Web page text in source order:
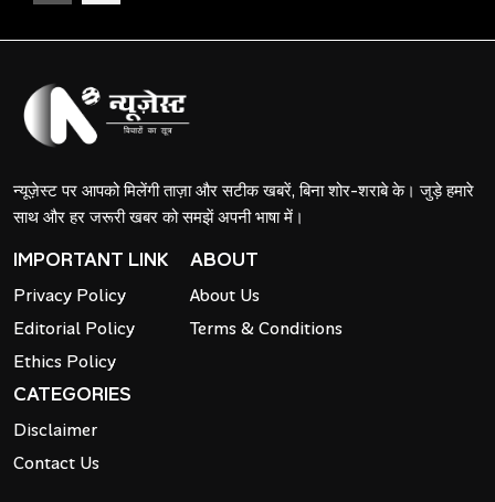
न्यूज़ेस्ट पर आपको मिलेंगी ताज़ा और सटीक खबरें, बिना शोर-शराबे के। जुड़े हमारे
साथ और हर जरूरी खबर को समझें अपनी भाषा में।
IMPORTANT LINK
Privacy Policy
Editorial Policy
Ethics Policy
ABOUT
About Us
Terms & Conditions
CATEGORIES
Disclaimer
Contact Us